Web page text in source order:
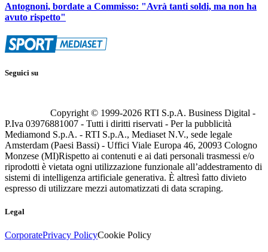
Antognoni, bordate a Commisso: "Avrà tanti soldi, ma non ha
avuto rispetto"
Seguici su
Copyright © 1999-2026 RTI S.p.A. Business Digital -
P.Iva 03976881007 - Tutti i diritti riservati - Per la pubblicità
Mediamond S.p.A. - RTI S.p.A., Mediaset N.V., sede legale
Amsterdam (Paesi Bassi) - Uffici Viale Europa 46, 20093 Cologno
Monzese (MI)Rispetto ai contenuti e ai dati personali trasmessi e/o
riprodotti è vietata ogni utilizzazione funzionale all’addestramento di
sistemi di intelligenza artificiale generativa. È altresì fatto divieto
espresso di utilizzare mezzi automatizzati di data scraping.
Legal
CorporatePrivacy PolicyCookie Policy